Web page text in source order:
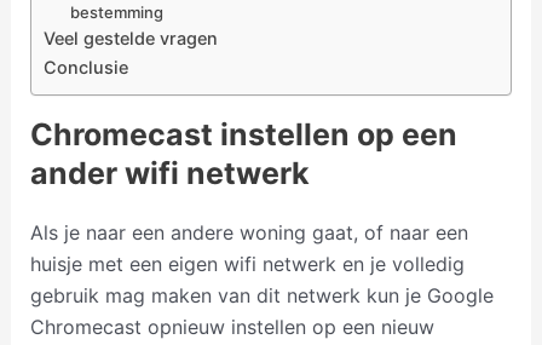
bestemming
Veel gestelde vragen
Conclusie
Chromecast instellen op een
ander wifi netwerk
Als je naar een andere woning gaat, of naar een
huisje met een eigen wifi netwerk en je volledig
gebruik mag maken van dit netwerk kun je Google
Chromecast opnieuw instellen op een nieuw